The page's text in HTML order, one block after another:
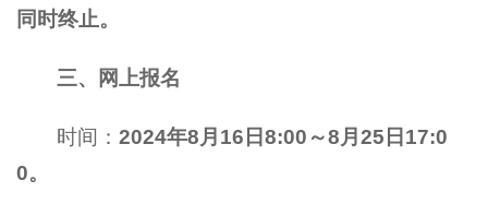
同时终止。
三、网上报名
时间：2024年8月16日8:00～8月25日17:0
0。